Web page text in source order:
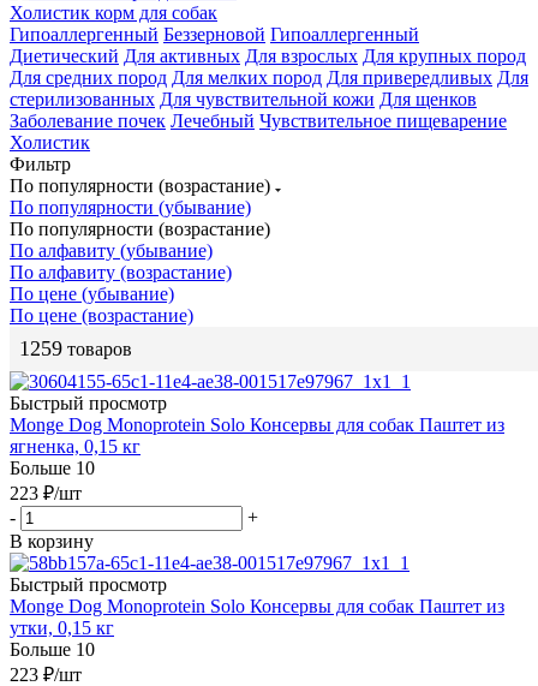
Холистик корм для собак
Гипоаллергенный Беззерновой Гипоаллергенный
Диетический Для активных Для взрослых Для крупных пород
Для средних пород Для мелких пород Для привередливых Для
стерилизованных Для чувствительной кожи Для щенков
Заболевание почек Лечебный Чувствительное пищеварение
Холистик
Фильтр
По популярности (возрастание)
По популярности (убывание)
По популярности (возрастание)
По алфавиту (убывание)
По алфавиту (возрастание)
По цене (убывание)
По цене (возрастание)
1259 товаров
Быстрый просмотр
Monge Dog Monoprotein Solo Консервы для собак Паштет из
ягненка, 0,15 кг
Больше 10
223 ₽/шт
-
+
В корзину
Быстрый просмотр
Monge Dog Monoprotein Solo Консервы для собак Паштет из
утки, 0,15 кг
Больше 10
223 ₽/шт